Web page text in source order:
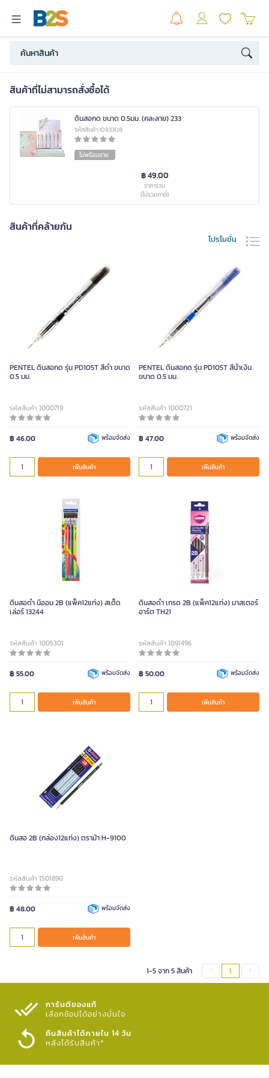
สินค้าที่ไม่สามารถสั่งซื้อได้
ดินสอกด ขนาด 0.5มม. (คละลาย) 233
รหัสสินค้า 1093308
ไม่พร้อมขาย
฿ 49.00
ราคารวม
(ไม่รวมภาษี)
สินค้าที่คล้ายกัน
โปรโมชั่น
PENTEL ดินสอกด รุ่น PD105T สีดำ ขนาด
0.5 มม.
รหัสสินค้า 1000719
฿ 46.00 พร้อมจัดส่ง
เพิ่มสินค้า
PENTEL ดินสอกด รุ่น PD105T สีน้ำเงิน
ขนาด 0.5 มม.
รหัสสินค้า 1000721
฿ 47.00 พร้อมจัดส่ง
เพิ่มสินค้า
ดินสอดำ นีออน 2B (แพ็ค12แท่ง) สเต็ด
เล่อร์ 13244
รหัสสินค้า 1005301
฿ 55.00 พร้อมจัดส่ง
เพิ่มสินค้า
ดินสอดำ เกรด 2B (แพ็ค12แท่ง) มาสเตอร์
อาร์ต TH21
รหัสสินค้า 1091496
฿ 50.00 พร้อมจัดส่ง
เพิ่มสินค้า
ดินสอ 2B (กล่อง12แท่ง) ตราม้า H-9100
รหัสสินค้า 1501890
฿ 48.00 พร้อมจัดส่ง
เพิ่มสินค้า
1-5 จาก 5 สินค้า 1
การันตีของแท้
เลือกช้อปได้อย่างมั่นใจ​
คืนสินค้าได้ภายใน 14 วัน
หลังได้รับสินค้า*